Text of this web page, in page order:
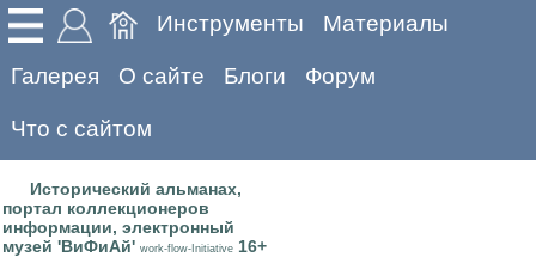
Инструменты Материалы
Галерея О сайте Блоги Форум
Что с сайтом
Исторический альманах,
портал коллекционеров
информации, электронный
музей 'ВиФиАй' work-flow-Initiative 16+